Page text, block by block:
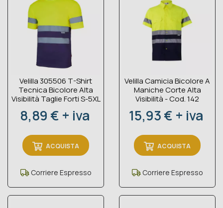
Velilla 305506 T-Shirt
Tecnica Bicolore Alta
Visibilità Taglie Forti S-5XL
Prezzo
8,89 € + iva
ACQUISTA
Corriere Espresso
Velilla Camicia Bicolore A
Maniche Corte Alta
Visibilità - Cod. 142
Prezzo
15,93 € + iva
ACQUISTA
Corriere Espresso